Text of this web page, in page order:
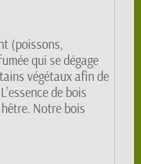
(poissons,
qui se dégage
végétaux afin de
de bois
Notre bois